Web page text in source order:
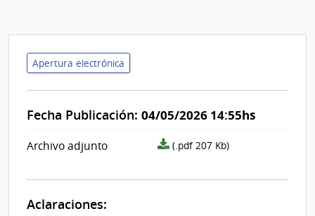
Apertura electrónica
Fecha Publicación: 04/05/2026 14:55hs
Archivo adjunto
archivo
(.pdf 207 Kb)
Aclaraciones: